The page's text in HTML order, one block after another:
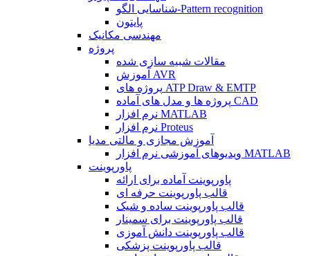
شناسایی الگو-Pattern recognition
پایتون
مهندسی مکانیک
پروژه
مقالات شبیه سازی شده
آموزش AVR
پروژه های ATP Draw & EMTP
پروژه ها و مدل های آماده CAD
نرم افزار MATLAB
نرم افزار Proteus
آموزش مجازی و مالتی مدیا
ویدیوهای آموزشی نرم افزار MATLAB
پاورپوینت
پاورپوینت آماده برای ارائه
قالب پاورپوینت حرفه ای
قالب پاورپوینت ساده و شیک
قالب پاورپوینت برای سمینار
قالب پاورپوینت دانش آموزی
قالب پاورپوینت پزشکی